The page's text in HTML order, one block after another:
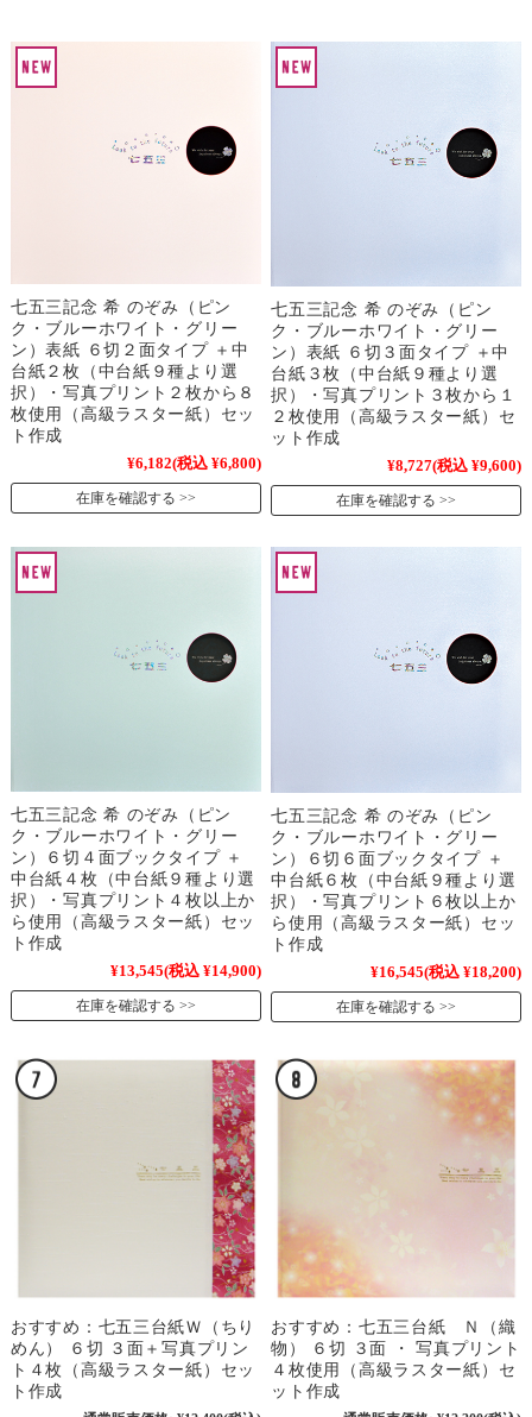
七五三記念 希 のぞみ（ピン
ク・ブルーホワイト・グリー
ン）表紙 ６切２面タイプ ＋中
台紙２枚（中台紙９種より選
択）・写真プリント２枚から８
枚使用（高級ラスター紙）セッ
ト作成
¥6,182(税込 ¥6,800)
在庫を確認する
七五三記念 希 のぞみ（ピン
ク・ブルーホワイト・グリー
ン）表紙 ６切３面タイプ ＋中
台紙３枚（中台紙９種より選
択）・写真プリント３枚から１
２枚使用（高級ラスター紙）セ
ット作成
¥8,727(税込 ¥9,600)
在庫を確認する
七五三記念 希 のぞみ（ピン
ク・ブルーホワイト・グリー
ン）６切４面ブックタイプ ＋
中台紙４枚（中台紙９種より選
択）・写真プリント４枚以上か
ら使用（高級ラスター紙）セッ
ト作成
¥13,545(税込 ¥14,900)
在庫を確認する
七五三記念 希 のぞみ（ピン
ク・ブルーホワイト・グリー
ン）６切６面ブックタイプ ＋
中台紙６枚（中台紙９種より選
択）・写真プリント６枚以上か
ら使用（高級ラスター紙）セッ
ト作成
¥16,545(税込 ¥18,200)
在庫を確認する
おすすめ：七五三台紙Ｗ（ちり
めん） ６切 ３面＋写真プリン
ト４枚（高級ラスター紙）セッ
ト作成
おすすめ：七五三台紙 Ｎ（織
物） ６切 ３面 ・ 写真プリント
４枚使用（高級ラスター紙）セ
ット作成